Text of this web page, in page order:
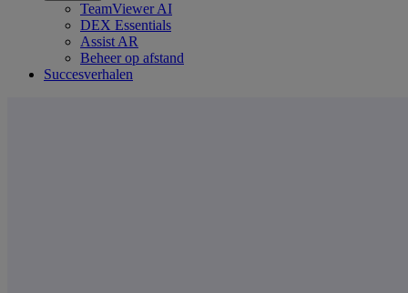
TeamViewer AI
DEX Essentials
Assist AR
Beheer op afstand
Succesverhalen